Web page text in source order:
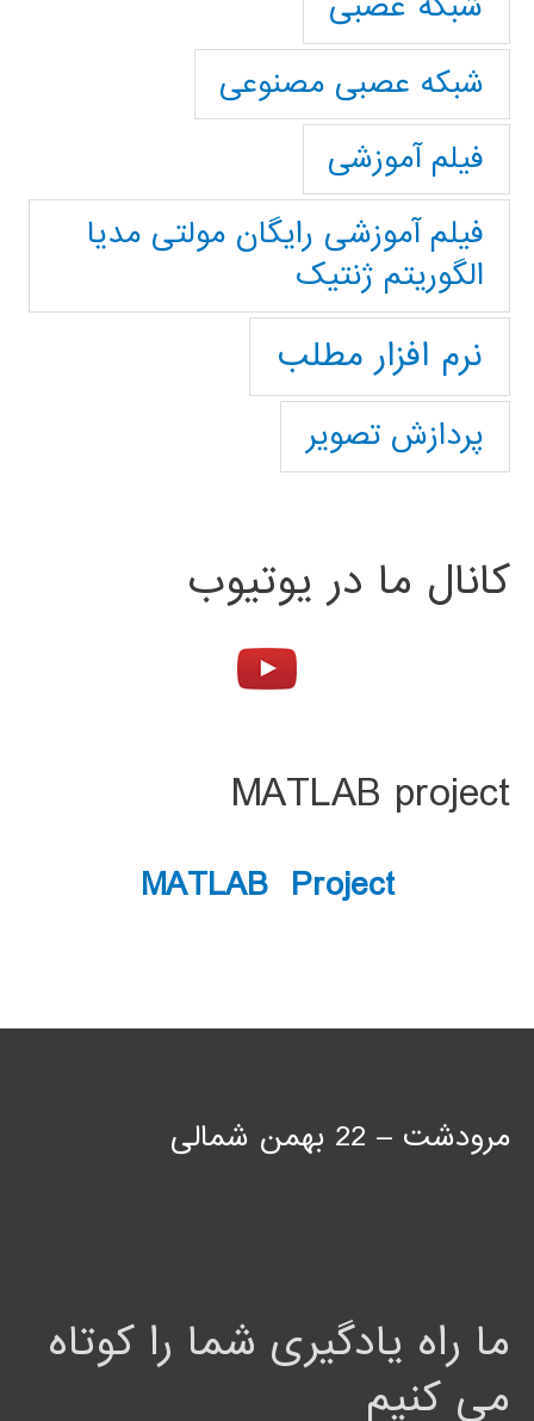
شبکه عصبی مصنوعی
فیلم آموزشی
فیلم آموزشی رایگان مولتی مدیا
الگوریتم ژنتیک
نرم افزار مطلب
پردازش تصویر
کانال ما در یوتیوب
MATLAB project
MATLAB Project
مرودشت – 22 بهمن شمالی
ما راه یادگیری شما را کوتاه
می کنیم